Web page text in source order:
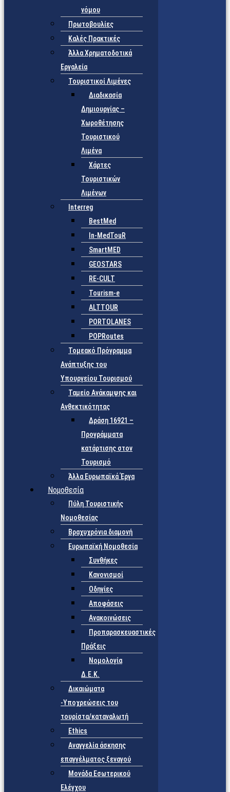
νόμου
Πρωτοβουλίες
Καλές Πρακτικές
Άλλα Χρηματοδοτικά
Εργαλεία
Τουριστικοί Λιμένες
Διαδικασία
Δημιουργίας –
Χωροθέτησης
Τουριστικού
Λιμένα
Χάρτες
Τουριστικών
Λιμένων
Interreg
BestMed
In-MedTouR
SmartMED
GEOSTARS
RE-CULT
Tourism-e
ALTTOUR
PORTOLANES
POPRoutes
Τομεακό Πρόγραμμα
Ανάπτυξης του
Υπουργείου Τουρισμού
Ταμείο Ανάκαμψης και
Ανθεκτικότητας
Δράση 16921 –
Προγράμματα
κατάρτισης στον
Τουρισμό
Άλλα Ευρωπαϊκά Έργα
Νομοθεσία
Πύλη Τουριστικής
Νομοθεσίας
Βραχυχρόνια διαμονή
Ευρωπαϊκή Νομοθεσία
Συνθήκες
Κανονισμοί
Οδηγίες
Αποφάσεις
Ανακοινώσεις
Προπαρασκευαστικές
Πράξεις
Νομολογία
Δ.Ε.Κ.
Δικαιώματα
-Υποχρεώσεις του
τουρίστα/καταναλωτή
Ethics
Αναγγελία άσκησης
επαγγέλματος ξεναγού
Μονάδα Εσωτερικού
Ελέγχου